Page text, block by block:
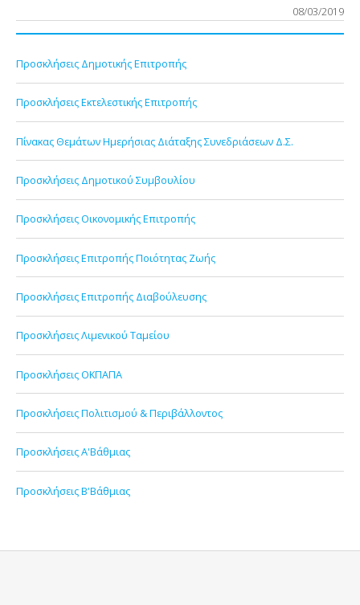
08/03/2019
Προσκλήσεις Δημοτικής Επιτροπής
Προσκλήσεις Εκτελεστικής Επιτροπής
Πίνακας Θεμάτων Ημερήσιας Διάταξης Συνεδριάσεων Δ.Σ.
Προσκλήσεις Δημοτικού Συμβουλίου
Προσκλήσεις Οικονομικής Επιτροπής
Προσκλήσεις Επιτροπής Ποιότητας Ζωής
Προσκλήσεις Επιτροπής Διαβούλευσης
Προσκλήσεις Λιμενικού Ταμείου
Προσκλήσεις ΟΚΠΑΠΑ
Προσκλήσεις Πολιτισμού & Περιβάλλοντος
Προσκλήσεις Α'Βάθμιας
Προσκλήσεις Β'Βάθμιας